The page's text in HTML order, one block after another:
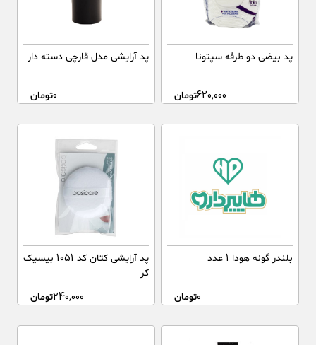
پد بیضی دو طرفه سپتونا
620,000تومان
پد آرایشی مدل قارچی دسته دار
0تومان
بلندر گونه هودا 1 عدد
0تومان
پد آرایشی کتان کد 1051 بیسیک
کر
240,000تومان